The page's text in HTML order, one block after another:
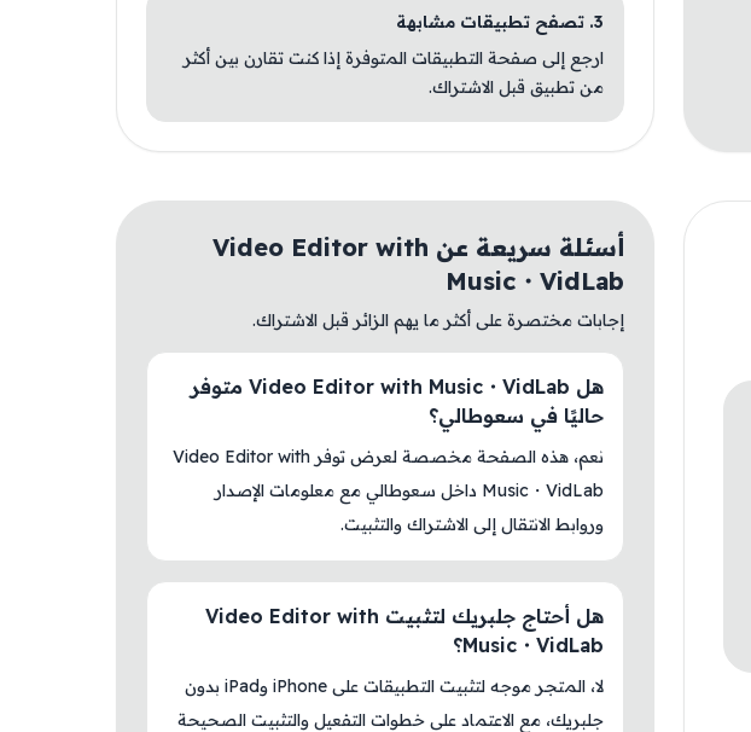
3. تصفح تطبيقات مشابهة
ارجع إلى صفحة التطبيقات المتوفرة إذا كنت تقارن بين أكثر
من تطبيق قبل الاشتراك.
أسئلة سريعة عن Video Editor with
Music・VidLab
إجابات مختصرة على أكثر ما يهم الزائر قبل الاشتراك.
هل Video Editor with Music・VidLab متوفر
حاليًا في سعوطالي؟
نعم، هذه الصفحة مخصصة لعرض توفر Video Editor with
Music・VidLab داخل سعوطالي مع معلومات الإصدار
وروابط الانتقال إلى الاشتراك والتثبيت.
هل أحتاج جلبريك لتثبيت Video Editor with
Music・VidLab؟
لا، المتجر موجه لتثبيت التطبيقات على iPhone وiPad بدون
جلبريك، مع الاعتماد على خطوات التفعيل والتثبيت الصحيحة